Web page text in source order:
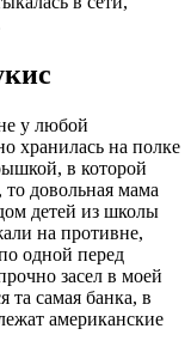
у любой
хранилась на полке
в которой
довольная мама
детей из школы
на противне,
одной перед
засел в моей
та самая банка, в
американские